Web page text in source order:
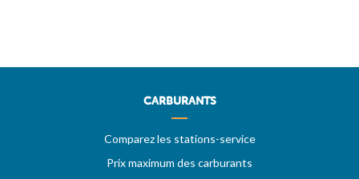
CARBURANTS
Comparez les stations-service
Prix maximum des carburants